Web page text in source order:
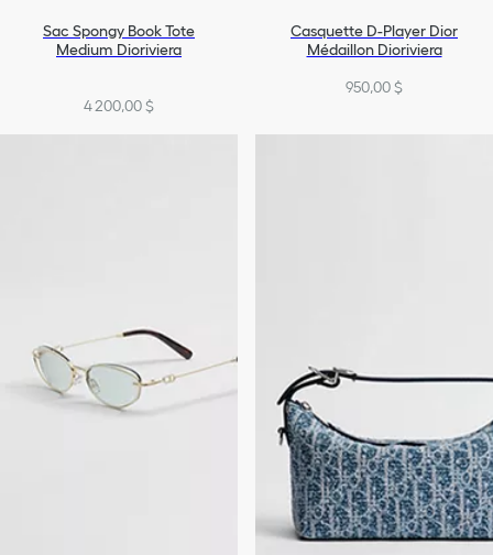
Sac Spongy Book Tote
Medium Dioriviera
4 200,00 $
Casquette D-Player Dior
Médaillon Dioriviera
950,00 $